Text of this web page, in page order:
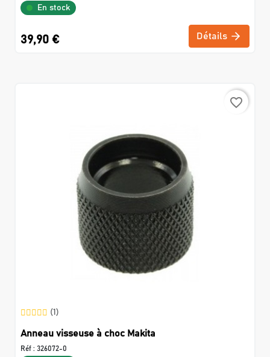
En stock
39,90 € Détails
favorite_border
(1)
Anneau visseuse à choc Makita
Réf : 326072-0